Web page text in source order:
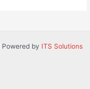
by ITS Solutions